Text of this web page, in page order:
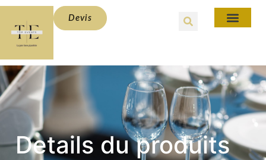
Devis
Details du produits